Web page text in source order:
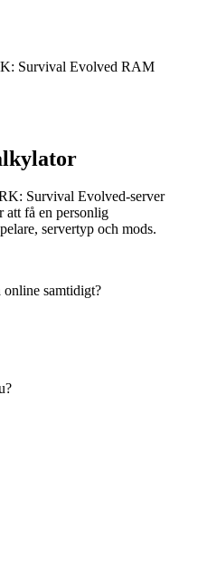
Survival Evolved RAM
Survival Evolved-server
att få en personlig
servertyp och mods.
online samtidigt?